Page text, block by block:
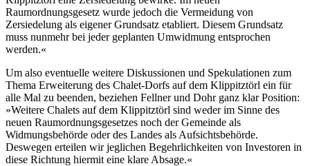
Raumordnungsgesetz wurde jedoch die Vermeidung von
Zersiedelung als eigener Grundsatz etabliert. Diesem Grundsatz
muss nunmehr bei jeder geplanten Umwidmung entsprochen
werden.«
Um also eventuelle weitere Diskussionen und Spekulationen zum
Thema Erweiterung des Chalet-Dorfs auf dem Klippitztörl ein für
alle Mal zu beenden, beziehen Fellner und Dohr ganz klar Position:
»Weitere Chalets auf dem Klippitztörl sind weder im Sinne des
neuen Raumordnungsgesetzes noch der Gemeinde als
Widmungsbehörde oder des Landes als Aufsichtsbehörde.
Deswegen erteilen wir jeglichen Begehrlichkeiten von Investoren in
diese Richtung hiermit eine klare Absage.«